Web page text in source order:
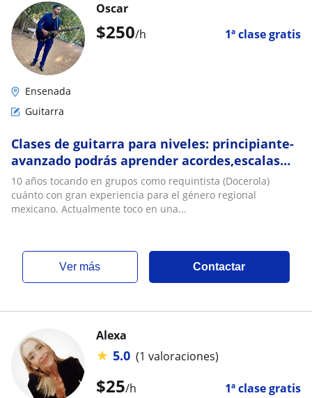
$250/h 1ª clase gratis
Oscar
Ensenada
Guitarra
Clases de guitarra para niveles: principiante-
avanzado podrás aprender acordes,escalas
mayores, escalas menores, progresiones etc
10 años tocando en grupos como requintista (Docerola)
cuánto con gran experiencia para el género regional
mexicano. Actualmente toco en una...
ver más Contactar
$25/h 1ª clase gratis
Alexa
★ 5.0 (1 valoraciones)